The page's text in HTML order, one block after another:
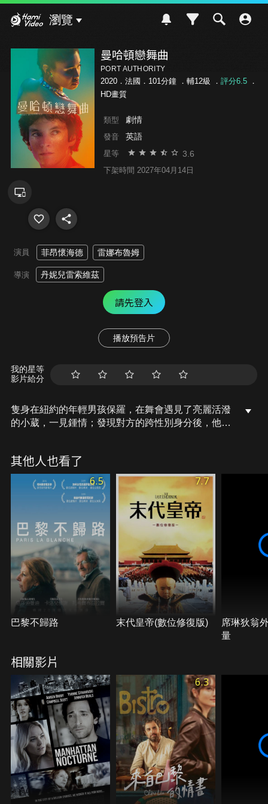
瀏覽
曼哈頓戀舞曲
PORT AUTHORITY
2020．法國．101分鐘 ． 輔12級 ． 評分6.5．
HD畫質
類型 劇情
發音 英語
星等 3.6
下架時間 2027年04月14日
演員 菲昂懷海德 雷娜布魯姆
導演 丹妮兒雷索維茲
請先登入
播放預告片
我的星等
影片給分
隻身在紐約的年輕男孩保羅，在舞會遇見了亮麗活潑
的小葳，一見鍾情；發現對方的跨性別身分後，他除
其他人也看了
6.5
巴黎不歸路
7.7
末代皇帝(數位修復版)
席琳狄翁
量
相關影片
6.3